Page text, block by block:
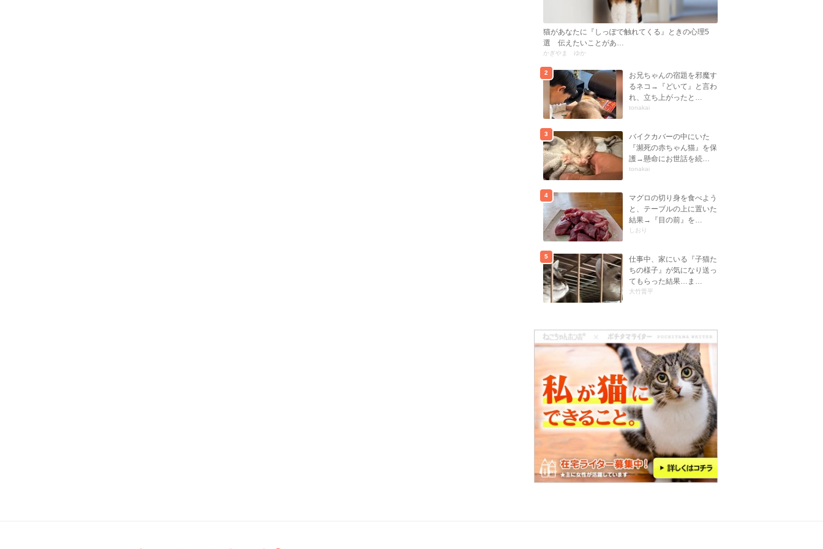
猫があなたに『しっぽで触れてくる』ときの心理5
選 伝えたいことがあ…
かぎやま ゆか
2
お兄ちゃんの宿題を邪魔す
るネコ→『どいて』と言わ
れ、立ち上がったと…
tonakai
3
バイクカバーの中にいた
『瀕死の赤ちゃん猫』を保
護→懸命にお世話を続…
tonakai
4
マグロの切り身を食べよう
と、テーブルの上に置いた
結果→『目の前』を…
しおり
5
仕事中、家にいる『子猫た
ちの様子』が気になり送っ
てもらった結果…ま…
大竹晋平